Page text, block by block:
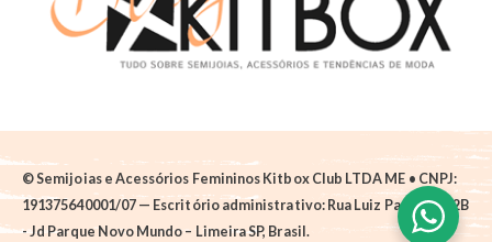
© Semijoias e Acessórios Femininos Kitbox Club LTDA ME • CNPJ:
191375640001/07 — Escritório administrativo: Rua Luiz Pantano, 62B
- Jd Parque Novo Mundo – Limeira SP, Brasil.